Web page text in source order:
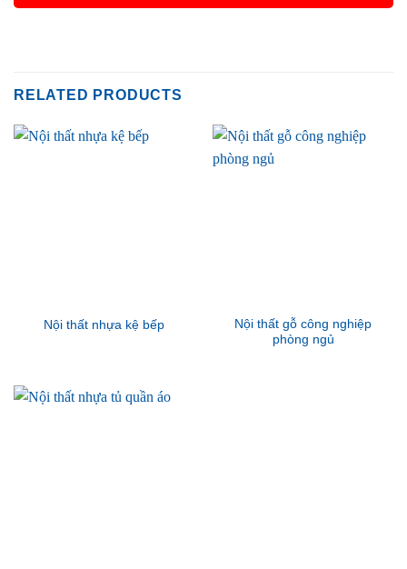
RELATED PRODUCTS
Nội thất nhựa kệ bếp
Nội thất gỗ công nghiệp
phòng ngủ